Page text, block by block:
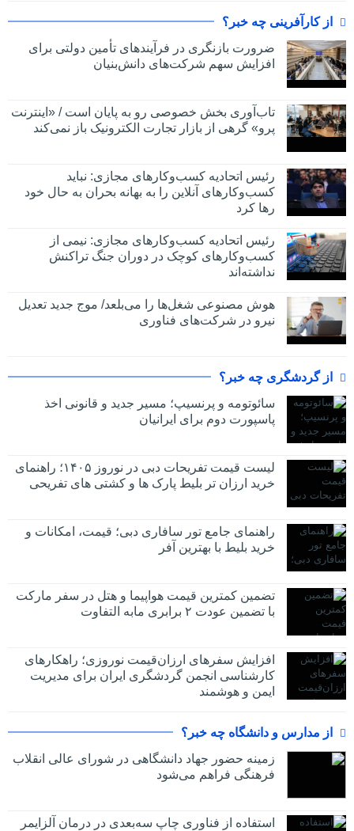
از کارآفرینی چه خبر؟
ضرورت بازنگری در فرآیندهای تأمین دولتی برای
افزایش سهم شرکت‌های دانش‌بنیان
تاب‌آوری بخش خصوصی رو به پایان است / «اینترنت
پرو» گرهی از بازار تجارت الکترونیک باز نمی‌کند
رئیس اتحادیه کسب‌وکارهای مجازی: نباید
کسب‌وکارهای آنلاین را به بهانه بحران به حال خود
رها کرد
رئیس اتحادیه کسب‌وکارهای مجازی: نیمی از
کسب‌وکارهای کوچک در دوران جنگ‌ تراکنش
نداشته‌اند
هوش مصنوعی شغل‌ها را می‌بلعد/ موج جدید تعدیل
نیرو در شرکت‌های فناوری
از گردشگری چه خبر؟
سائوتومه و پرنسیپ؛ مسیر جدید و قانونی اخذ
پاسپورت دوم برای ایرانیان
لیست قیمت تفریحات دبی در نوروز ۱۴۰۵؛ راهنمای
خرید ارزان تر بلیط پارک ها و کشتی های تفریحی
راهنمای جامع تور سافاری دبی؛ قیمت، امکانات و
خرید بلیط با بهترین آفر
تضمین کمترین قیمت هواپیما و هتل در سفر مارکت
با تضمین عودت ۲ برابری مابه التفاوت
افزایش سفرهای ارزان‌قیمت نوروزی؛ راهکارهای
کارشناسی انجمن گردشگری ایران برای مدیریت
ایمن و هوشمند
از مدارس و دانشگاه چه خبر؟
زمینه حضور جهاد دانشگاهی در شورای عالی انقلاب
فرهنگی فراهم می‌شود
استفاده از فناوری چاپ سه‌بعدی در درمان آلزایمر